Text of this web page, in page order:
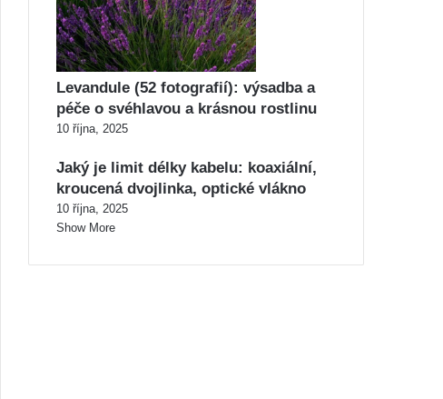
Levandule (52 fotografií): výsadba a
péče o svéhlavou a krásnou rostlinu
10 října, 2025
Jaký je limit délky kabelu: koaxiální,
kroucená dvojlinka, optické vlákno
10 října, 2025
Show More